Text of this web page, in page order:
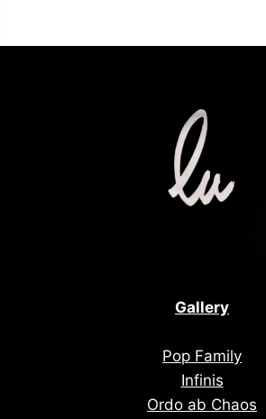
Gallery
Pop Family
Infinis
Ordo ab Chaos